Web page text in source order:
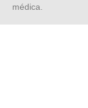
médica.